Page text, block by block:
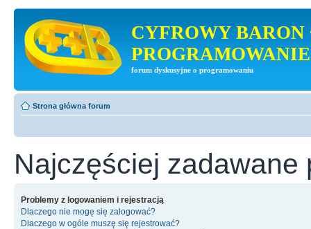
CYFROWY BARON
PROGRAMOWANIE
forum dyskusyjne o programowaniu
Strona główna forum
Najczęściej zadawane
Problemy z logowaniem i rejestracją
Dlaczego nie mogę się zalogować?
Dlaczego w ogóle muszę się rejestrować?